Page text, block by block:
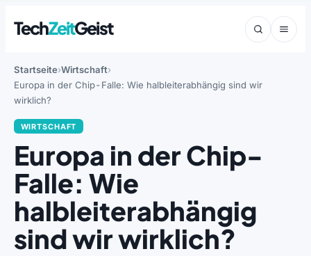
TechZeitGeist
Startseite Wirtschaft
Europa in der Chip-Falle: Wie halbleiterabhängig sind wir
wirklich?
WIRTSCHAFT
Europa in der Chip-
Falle: Wie
halbleiterabhängig
sind wir wirklich?